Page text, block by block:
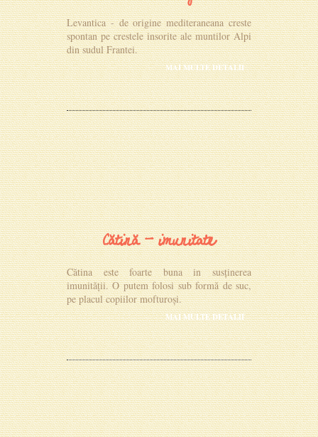
Levantica - de origine mediteraneana creste
spontan pe crestele insorite ale muntilor Alpi
din sudul Frantei.
MAI MULTE DETALII
Cătină - imunitate
Cătina este foarte buna in susținerea
imunității. O putem folosi sub formă de suc,
pe placul copiilor mofturoși.
MAI MULTE DETALII